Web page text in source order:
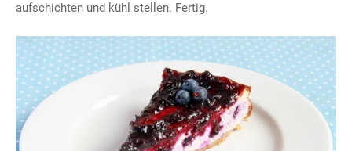
aufschichten und kühl stellen. Fertig.